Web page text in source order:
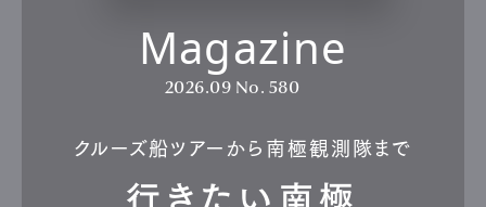
Magazine
2026.09 No. 580
クルーズ船ツアーから南極観測隊まで
行きたい南極